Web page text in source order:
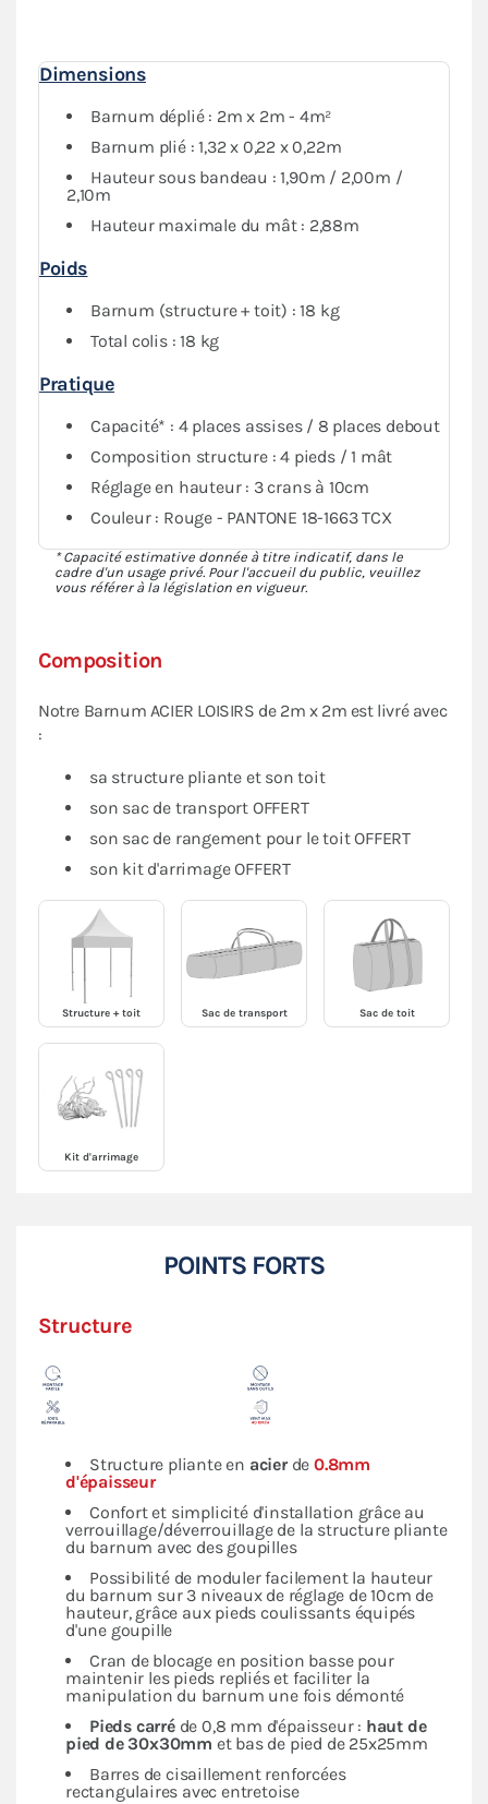
Composition
Notre Barnum ACIER LOISIRS de 2m x 2m est livré avec
:
sa structure pliante et son toit
son sac de transport OFFERT
son sac de rangement pour le toit OFFERT
son kit d'arrimage OFFERT
Structure + toit Sac de transport Sac de toit
Kit d'arrimage
Dimensions
Barnum déplié : 2m x 2m - 4m²
Barnum plié : 1,32 x 0,22 x 0,22m
Hauteur sous bandeau : 1,90m / 2,00m /
2,10m
Hauteur maximale du mât : 2,88m
Poids
Barnum (structure + toit) : 18 kg
Total colis : 18 kg
Pratique
Capacité* : 4 places assises / 8 places debout
Composition structure : 4 pieds / 1 mât
Réglage en hauteur : 3 crans à 10cm
Couleur : Rouge - PANTONE 18-1663 TCX
* Capacité estimative donnée à titre indicatif, dans le
cadre d'un usage privé. Pour l'accueil du public, veuillez
vous référer à la législation en vigueur.
POINTS FORTS
Structure
Structure pliante en acier de0.8mm
d'épaisseur
Confort et simplicité d'installation grâce au
verrouillage/déverrouillage de la structure pliante
du barnum avec des goupilles
Possibilité de moduler facilement la hauteur
du barnum sur 3 niveaux de réglage de 10cm de
hauteur, grâce aux pieds coulissants équipés
d'une goupille
Cran de blocage en position basse pour
maintenir les pieds repliés et faciliter la
manipulation du barnum une fois démonté
Pieds carréde 0,8 mm d'épaisseur : haut de
pied de 30x30mm et bas de pied de 25x25mm
Barres de cisaillement renforcées
rectangulaires avec entretoise